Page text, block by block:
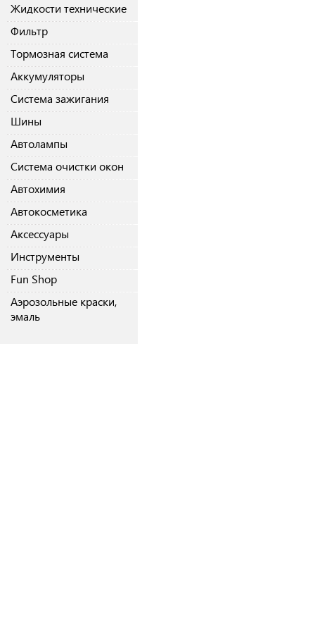
Жидкости технические
Фильтр
Тормозная система
Аккумуляторы
Система зажигания
Шины
Автолампы
Система очистки окон
Автохимия
Автокосметика
Аксессуары
Инструменты
Fun Shop
Аэрозольные краски,
эмаль